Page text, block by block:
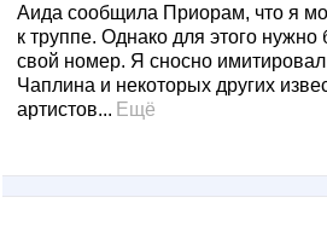
Аида сообщила Приорам, что я
к труппе. Однако для этого нужно
свой номер. Я сносно
Чаплина и некоторых других
артистов... Ещё